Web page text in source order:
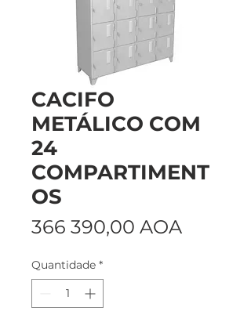
CACIFO
METÁLICO COM
24
COMPARTIMENT
OS
366 390,00 AOA
Quantidade *